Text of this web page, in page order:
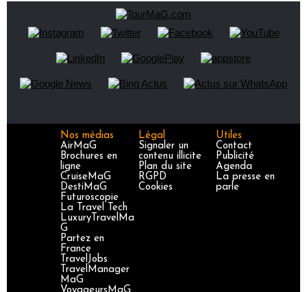
Nos médias
AirMaG
Brochures en
ligne
CruiseMaG
DestiMaG
Futuroscopie
La Travel Tech
LuxuryTravelMa
G
Partez en
France
TravelJobs
TravelManager
MaG
Légal
Signaler un
contenu illicite
Plan du site
RGPD
Cookies
Utiles
Contact
Publicité
Agenda
La presse en
parle